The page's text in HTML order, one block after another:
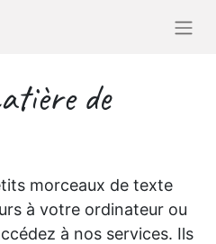
de
morceaux de texte
à votre ordinateur ou
à nos services. Ils